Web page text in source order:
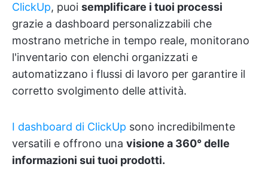
ClickUp, puoi semplificare i tuoi processi
grazie a dashboard personalizzabili che
mostrano metriche in tempo reale, monitorano
l'inventario con elenchi organizzati e
automatizzano i flussi di lavoro per garantire il
corretto svolgimento delle attività.
I dashboard di ClickUp sono incredibilmente
versatili e offrono una visione a 360° delle
informazioni sui tuoi prodotti.